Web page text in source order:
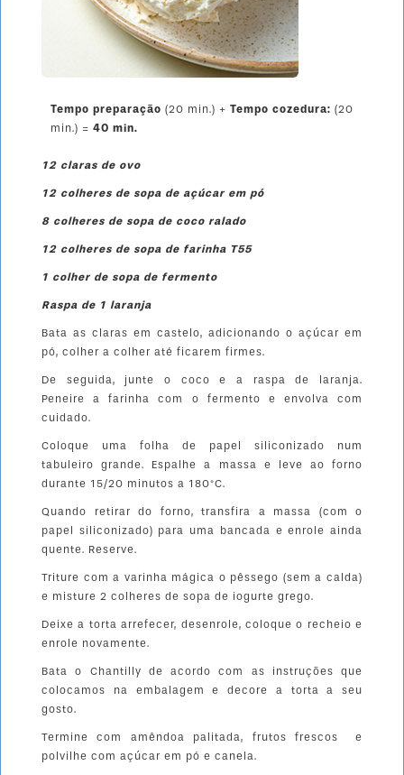
Tempo preparação (20 min.) + Tempo cozedura: (20
min.) = 40 min.
12 claras de ovo
12 colheres de sopa de açúcar em pó
8 colheres de sopa de coco ralado
12 colheres de sopa de farinha T55
1 colher de sopa de fermento
Raspa de 1 laranja
Bata as claras em castelo, adicionando o açúcar em
pó, colher a colher até ficarem firmes.
De seguida, junte o coco e a raspa de laranja.
Peneire a farinha com o fermento e envolva com
cuidado.
Coloque uma folha de papel siliconizado num
tabuleiro grande. Espalhe a massa e leve ao forno
durante 15/20 minutos a 180°C.
Quando retirar do forno, transfira a massa (com o
papel siliconizado) para uma bancada e enrole ainda
quente. Reserve.
Triture com a varinha mágica o pêssego (sem a calda)
e misture 2 colheres de sopa de iogurte grego.
Deixe a torta arrefecer, desenrole, coloque o recheio e
enrole novamente.
Bata o Chantilly de acordo com as instruções que
colocamos na embalagem e decore a torta a seu
gosto.
Termine com amêndoa palitada, frutos frescos e
polvilhe com açúcar em pó e canela.